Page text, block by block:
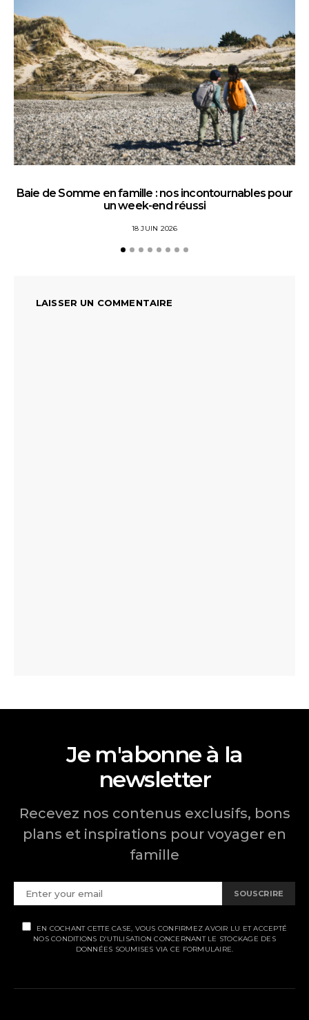
Baie de Somme en famille : nos incontournables pour
un week-end réussi
18 JUIN 2026
LAISSER UN COMMENTAIRE
Je m'abonne à la
newsletter
Recevez nos contenus exclusifs, bons
plans et inspirations pour voyager en
famille
SOUSCRIRE
EN COCHANT CETTE CASE, VOUS CONFIRMEZ AVOIR LU ET ACCEPTÉ
NOS CONDITIONS D'UTILISATION CONCERNANT LE STOCKAGE DES
DONNÉES SOUMISES VIA CE FORMULAIRE.